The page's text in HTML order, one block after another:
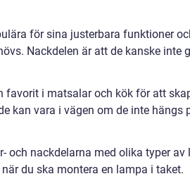
för sina justerbara funktioner
Nackdelen är att de kanske inte
favorit i matsalar och kök för att
kan vara i vägen om de inte hängs
och nackdelarna med olika typer av
du ska montera en lampa i taket.